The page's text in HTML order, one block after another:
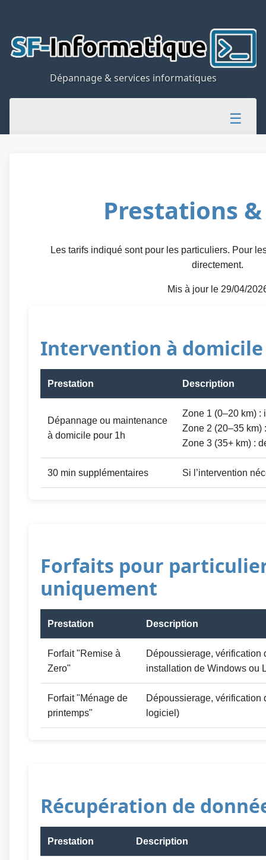
Dépannage & services informatiques
☰
Prestations
Les tarifs indiqué sont pour les particuliers. Pour
directement.
Mis à jour le 29/04/
Intervention à domicile
Prestation Description
Dépannage ou maintenance
à domicile pour 1h
Zone 1 (0–20 km) :
Zone 2 (20–35 km)
Zone 3 (35+ km) :
30 min supplémentaires Si l’intervention
Forfaits pour
uniquement
Prestation Description
Forfait "Remise à
Zero"
Dépoussierage, vérification
installation de Windows ou
Forfait "Ménage de
printemps"
Dépoussierage, vérification
logiciel)
Récupération de
Prestation Description